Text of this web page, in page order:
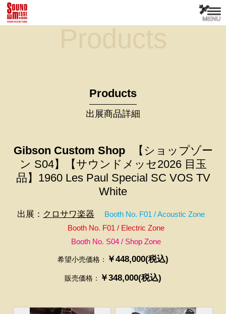
Products
Products
出展商品詳細
Gibson Custom Shop
【ショップゾー
ン S04】【サウンドメッセ2026 目玉
品】1960 Les Paul Special SC VOS TV
White
出展： クロサワ楽器
Booth No. F01 / Acoustic Zone
Booth No. F01 / Electric Zone
Booth No. S04 / Shop Zone
希望小売価格： ￥448,000(税込)
販売価格： ￥348,000(税込)